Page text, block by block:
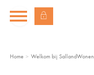
Ga naar Hoofd
Home Welkom bij SallandWonen